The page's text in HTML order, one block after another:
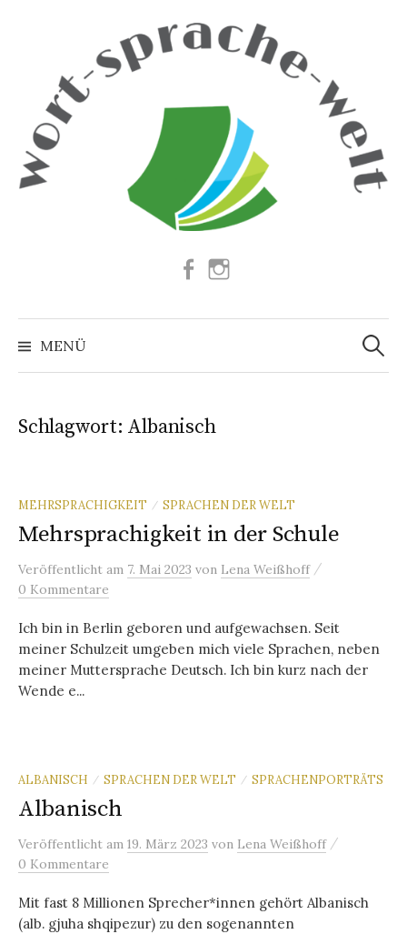
Facebook
MENÜ
Suchen
nach:
Schlagwort: Albanisch
MEHRSPRACHIGKEIT / SPRACHEN DER WELT
Mehrsprachigkeit in der Schule
Veröffentlicht am 7. Mai 2023 von Lena Weißhoff /
0 Kommentare
Ich bin in Berlin geboren und aufgewachsen. Seit
meiner Schulzeit umgeben mich viele Sprachen, neben
meiner Muttersprache Deutsch. Ich bin kurz nach der
Wende e...
ALBANISCH / SPRACHEN DER WELT / SPRACHENPORTRÄTS
Albanisch
Veröffentlicht am 19. März 2023 von Lena Weißhoff /
0 Kommentare
Mit fast 8 Millionen Sprecher*innen gehört Albanisch
(alb. gjuha shqipezur) zu den sogenannten